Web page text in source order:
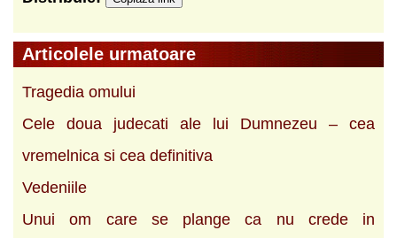
Articolele urmatoare
Tragedia omului
Cele doua judecati ale lui Dumnezeu – cea
vremelnica si cea definitiva
Vedeniile
Unui om care se plange ca nu crede in